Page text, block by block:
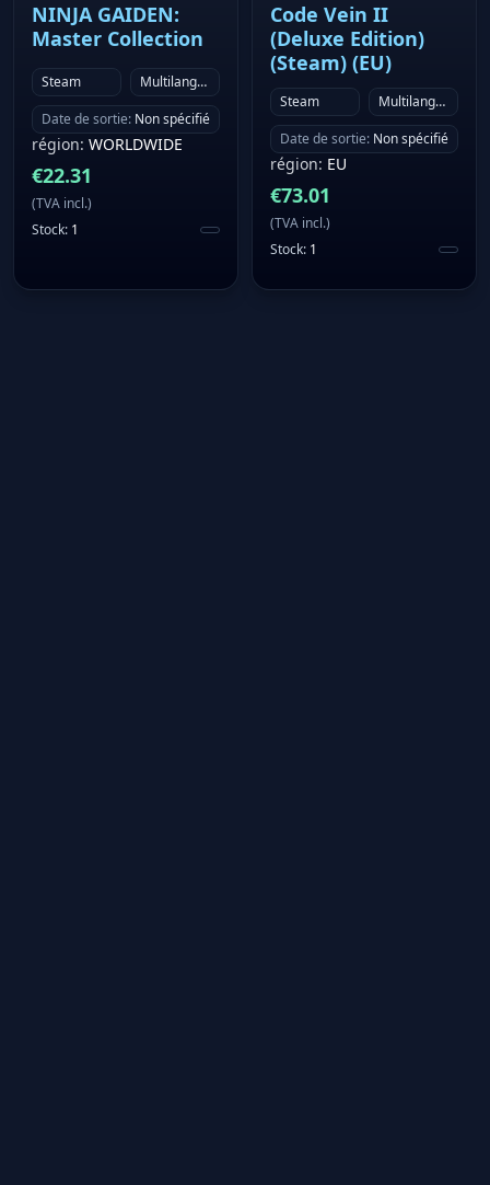
NINJA GAIDEN:
Master Collection
Steam
Multilanguage
Date de sortie: Non spécifié
région: WORLDWIDE
€22.31
(TVA incl.)
Stock: 1
Code Vein II
(Deluxe Edition)
(Steam) (EU)
Steam
Multilanguage
Date de sortie: Non spécifié
région: EU
€73.01
(TVA incl.)
Stock: 1